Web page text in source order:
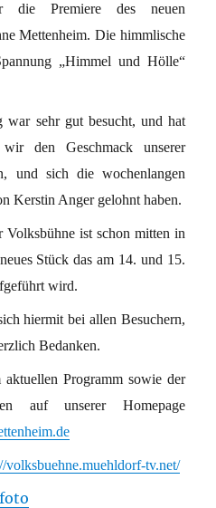
Premiere des neuen
Mettenheim. Die himmlische
„Himmel und Hölle“
war sehr gut besucht, und hat
den Geschmack unserer
und sich die wochenlangen
Kerstin Anger gelohnt haben.
Volksbühne ist schon mitten in
Stück das am 14. und 15.
wird.
hiermit bei allen Besuchern,
Bedanken.
Programm sowie der
auf unserer Homepage
volksbuehne.muehldorf-tv.net/